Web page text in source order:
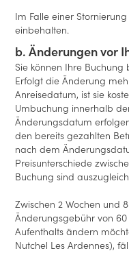
Im Falle einer
einbehalten.
b. Änderungen vor
Sie können Ihre Buchung
Erfolgt die Änderung
Anreisedatum, ist sie
Umbuchung innerhalb
Änderungsdatum
den bereits gezahlten
nach dem
Preisunterschiede
Buchung sind
Zwischen 2 Wochen und
Änderungsgebühr von
Aufenthalts ändern
Nutchel Les Ardennes),